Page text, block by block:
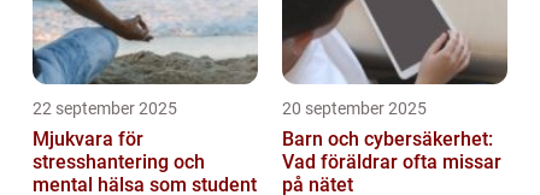
22 september 2025
Mjukvara för
stresshantering och
mental hälsa som student
20 september 2025
Barn och cybersäkerhet:
Vad föräldrar ofta missar
på nätet